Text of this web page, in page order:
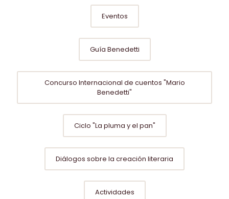
Eventos
Guía Benedetti
Concurso Internacional de cuentos "Mario
Benedetti"
Ciclo "La pluma y el pan"
Diálogos sobre la creación literaria
Actividades